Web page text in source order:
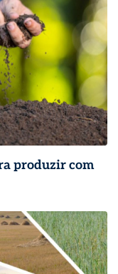
produzir com